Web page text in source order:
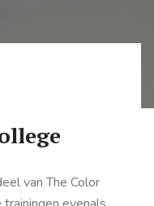
van The Color